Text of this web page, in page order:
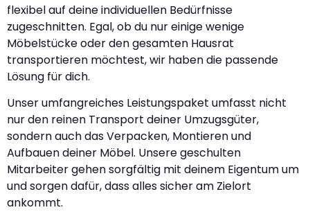
flexibel auf deine individuellen Bedürfnisse
zugeschnitten. Egal, ob du nur einige wenige
Möbelstücke oder den gesamten Hausrat
transportieren möchtest, wir haben die passende
Lösung für dich.
Unser umfangreiches Leistungspaket umfasst nicht
nur den reinen Transport deiner Umzugsgüter,
sondern auch das Verpacken, Montieren und
Aufbauen deiner Möbel. Unsere geschulten
Mitarbeiter gehen sorgfältig mit deinem Eigentum um
und sorgen dafür, dass alles sicher am Zielort
ankommt.